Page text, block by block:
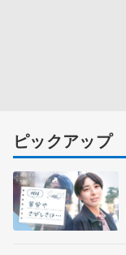
ピックアップ